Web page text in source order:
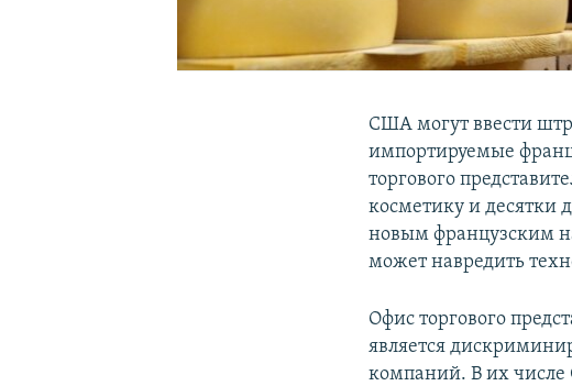
США могут ввести
импортируемые
торгового
косметику и десятки
новым французским
может навредить
Офис торгового
является
компаний. В их числе